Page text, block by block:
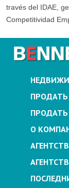
través del IDAE,
Competitividad
ПРОДАТЬ
ПРОДАТЬ
О